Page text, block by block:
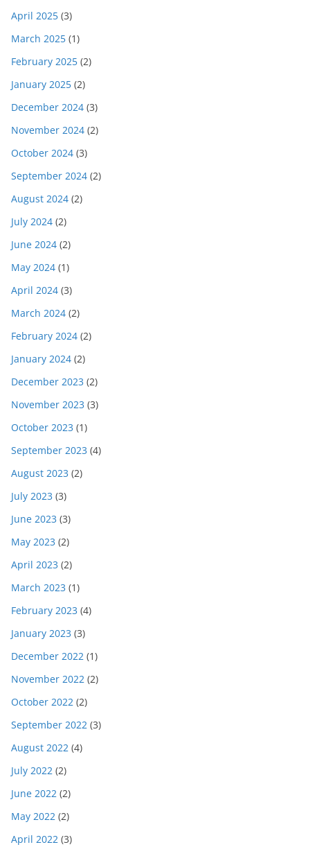
April 2025 (3)
March 2025 (1)
February 2025 (2)
January 2025 (2)
December 2024 (3)
November 2024 (2)
October 2024 (3)
September 2024 (2)
August 2024 (2)
July 2024 (2)
June 2024 (2)
May 2024 (1)
April 2024 (3)
March 2024 (2)
February 2024 (2)
January 2024 (2)
December 2023 (2)
November 2023 (3)
October 2023 (1)
September 2023 (4)
August 2023 (2)
July 2023 (3)
June 2023 (3)
May 2023 (2)
April 2023 (2)
March 2023 (1)
February 2023 (4)
January 2023 (3)
December 2022 (1)
November 2022 (2)
October 2022 (2)
September 2022 (3)
August 2022 (4)
July 2022 (2)
June 2022 (2)
May 2022 (2)
April 2022 (3)